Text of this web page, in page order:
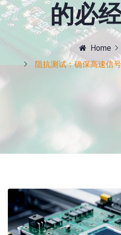
的必
Home
阻抗测试：确保高速信